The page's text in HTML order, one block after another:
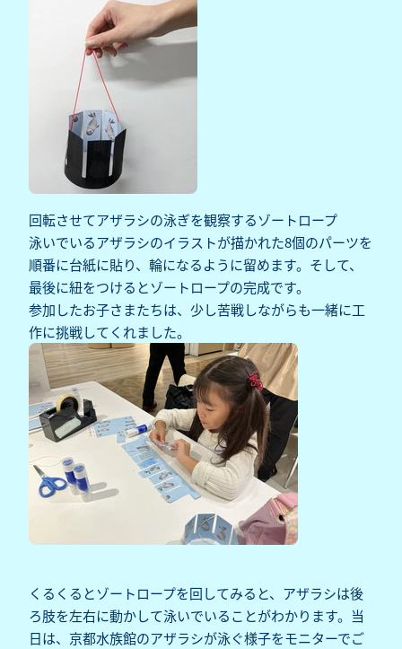
回転させてアザラシの泳ぎを観察するゾートロープ
泳いでいるアザラシのイラストが描かれた8個のパーツを
順番に台紙に貼り、輪になるように留めます。そして、
最後に紐をつけるとゾートロープの完成です。
参加したお子さまたちは、少し苦戦しながらも一緒に工
作に挑戦してくれました。
くるくるとゾートロープを回してみると、アザラシは後
ろ肢を左右に動かして泳いでいることがわかります。当
日は、京都水族館のアザラシが泳ぐ様子をモニターでご